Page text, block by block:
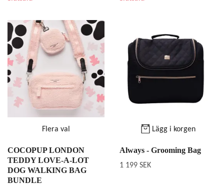
Flera val
COCOPUP LONDON
TEDDY LOVE-A-LOT
DOG WALKING BAG
BUNDLE
Lägg i korgen
Always - Grooming Bag
1 199 SEK